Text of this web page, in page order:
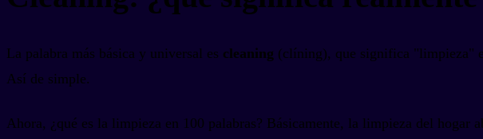
La palabra más básica y universal es cleaning (clíning), que significa "limpieza"
Así de simple.
Ahora, ¿qué es la limpieza en 100 palabras? Básicamente, la limpieza del hogar